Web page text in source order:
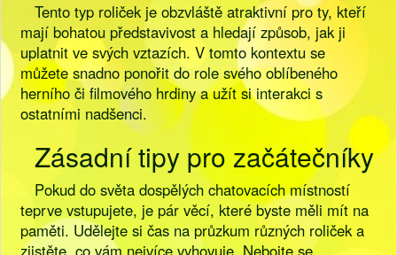
Tento typ roliček je obzvláště atraktivní pro ty, kteří
mají bohatou představivost a hledají způsob, jak ji
uplatnit ve svých vztazích. V tomto kontextu se
můžete snadno ponořit do role svého oblíbeného
herního či filmového hrdiny a užít si interakci s
ostatními nadšenci.
Zásadní tipy pro začátečníky
Pokud do světa dospělých chatovacích místností
teprve vstupujete, je pár věcí, které byste měli mít na
paměti. Udělejte si čas na průzkum různých roliček a
zjistěte, co vám nejvíce vyhovuje. Nebojte se